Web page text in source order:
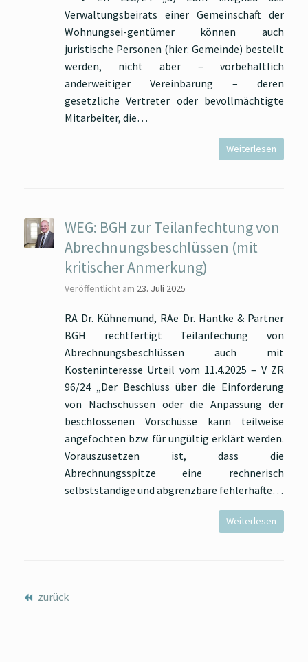
Verwaltungsbeirats einer Gemeinschaft der
Wohnungsei-gentümer können auch
juristische Personen (hier: Gemeinde) bestellt
werden, nicht aber – vorbehaltlich
anderweitiger Vereinbarung – deren
gesetzliche Vertreter oder bevollmächtigte
Mitarbeiter, die…
Weiterlesen
WEG: BGH zur Teilanfechtung von
Abrechnungsbeschlüssen (mit
kritischer Anmerkung)
Veröffentlicht am 23. Juli 2025
RA Dr. Kühnemund, RAe Dr. Hantke & Partner
BGH rechtfertigt Teilanfechung von
Abrechnungsbeschlüssen auch mit
Kosteninteresse Urteil vom 11.4.2025 – V ZR
96/24 „Der Beschluss über die Einforderung
von Nachschüssen oder die Anpassung der
beschlossenen Vorschüsse kann teilweise
angefochten bzw. für ungültig erklärt werden.
Vorauszusetzen ist, dass die
Abrechnungsspitze eine rechnerisch
selbstständige und abgrenzbare fehlerhafte…
Weiterlesen
zurück